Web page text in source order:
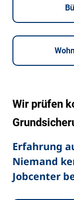
Wir prüfen
Erfahrung
Niemand
Jobcenter